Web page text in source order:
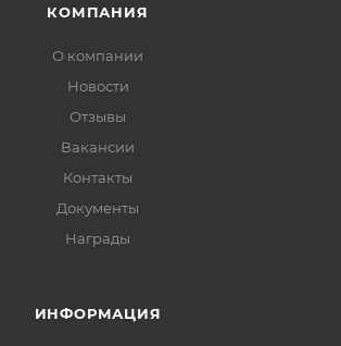
КОМПАНИЯ
О компании
Новости
Отзывы
Вакансии
Контакты
Документы
Награды
ИНФОРМАЦИЯ